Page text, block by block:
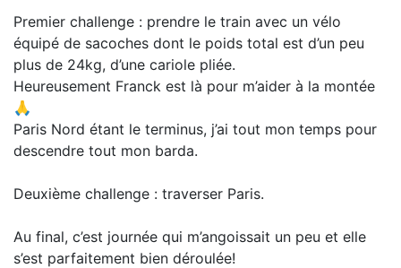
Premier challenge : prendre le train avec un vélo
équipé de sacoches dont le poids total est d’un peu
plus de 24kg, d’une cariole pliée.
Heureusement Franck est là pour m’aider à la montée
🙏
Paris Nord étant le terminus, j’ai tout mon temps pour
descendre tout mon barda.
Deuxième challenge : traverser Paris.
Au final, c’est journée qui m’angoissait un peu et elle
s’est parfaitement bien déroulée!